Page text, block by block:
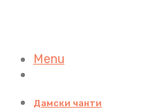
Menu
Дамски чанти